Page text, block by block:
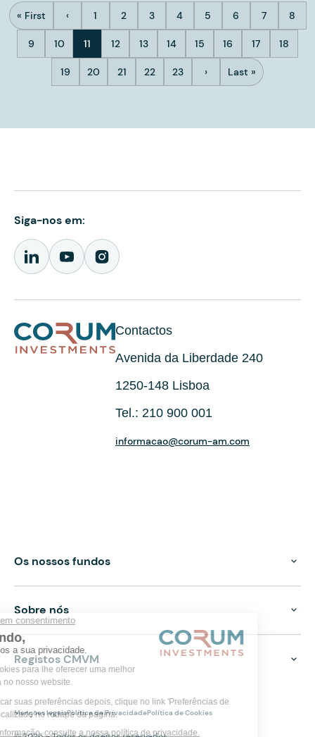
Paginação
Primeira página
« First Página anterior
‹ Página
1 Página
2 Página
3 Página
4 Página
5 Página
6 Página
7 8
Página
9 Página
10 Página atual
11 Página
12 Página
13 Página
14 Página
15 Página
16 Página
17 Página
18
Página
19 Página
20 Página
21 Página
22 Página
23 Próxima página
› Última página
Last »
Siga-nos em:
Contactos
Avenida da Liberdade 240
1250-148 Lisboa
Tel.: 210 900 001
informacao@corum-am.com
Os nossos fundos
Sobre nós
Registos CMVM
Menções legaisPolítica de PrivacidadePolítica de Cookies